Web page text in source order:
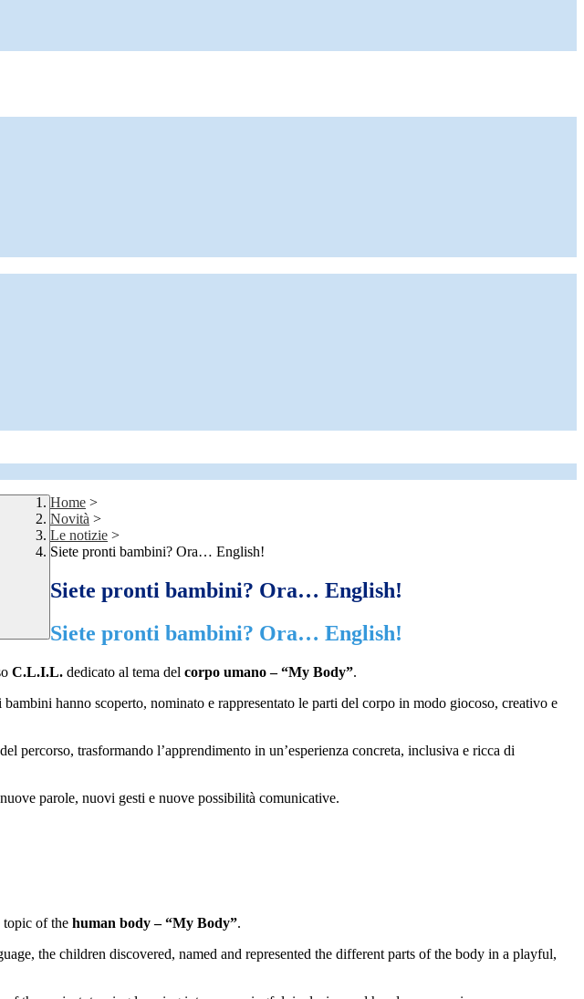
Home >
Novità >
Le notizie >
Siete pronti bambini? Ora… English!
Siete pronti bambini? Ora… English!
Siete pronti bambini? Ora… English!
C.L.I.L. dedicato al tema del corpo umano – “My Body”.
hanno scoperto, nominato e rappresentato le parti del corpo in modo giocoso, creativo e
trasformando l’apprendimento in un’esperienza concreta, inclusiva e ricca di
parole, nuovi gesti e nuove possibilità comunicative.
topic of the human body – “My Body”.
the children discovered, named and represented the different parts of the body in a playful,